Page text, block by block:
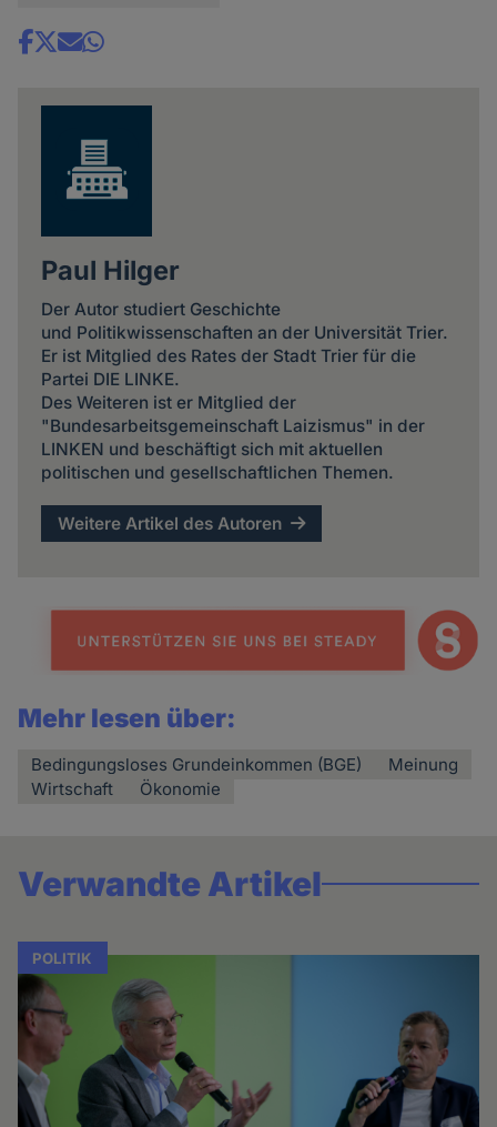
Share
Paul Hilger
Der Autor studiert Geschichte
und Politikwissenschaften an der Universität Trier.
Er ist Mitglied des Rates der Stadt Trier für die
Partei DIE LINKE.
Des Weiteren ist er Mitglied der
"Bundesarbeitsgemeinschaft Laizismus" in der
LINKEN und beschäftigt sich mit aktuellen
politischen und gesellschaftlichen Themen.
Weitere Artikel des Autoren
Mehr lesen über:
Bedingungsloses Grundeinkommen (BGE)
Meinung
Wirtschaft
Ökonomie
Verwandte Artikel
POLITIK